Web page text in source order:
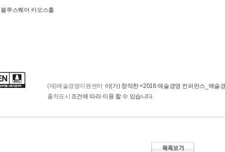
블루스퀘어 카오스홀
(재)예술경영지원센터 이(가) 창작한<2016 예술경영 컨퍼런스_예술
출처표시 조건에 따라 이용 할 수 있습니다.